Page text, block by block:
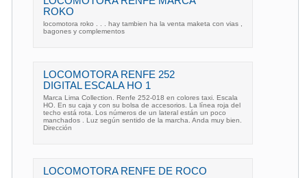
ROKO
locomotora roko . . . hay tambien ha la venta maketa con vias ,
bagones y complementos
LOCOMOTORA RENFE 252
DIGITAL ESCALA HO 1
Marca Lima Collection. Renfe 252-018 en colores taxi. Escala
HO. En su caja y con su bolsa de accesorios. La línea roja del
techo está rota. Los números de un lateral están un poco
manchados . Luz según sentido de la marcha. Anda muy bien.
Dirección
LOCOMOTORA RENFE DE ROCO